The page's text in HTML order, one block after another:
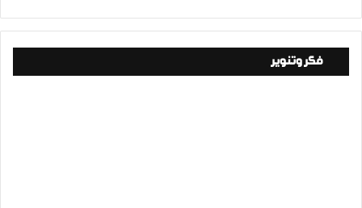
فكر وتنوير